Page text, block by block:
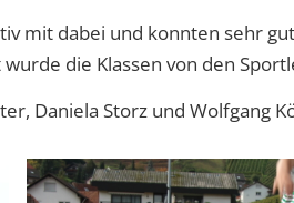
mit dabei und konnten sehr
die Klassen von den
Daniela Storz und Wolfgang